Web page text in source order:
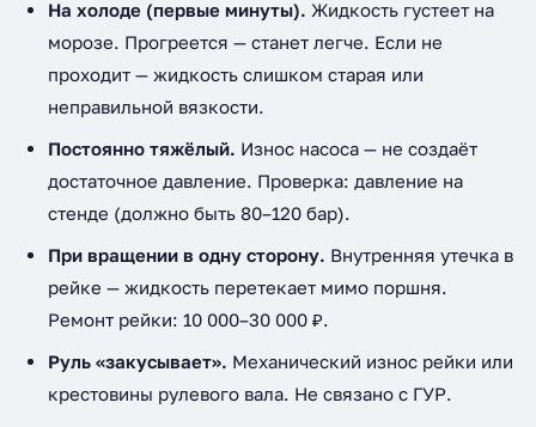
На холоде (первые минуты). Жидкость густеет на
морозе. Прогреется — станет легче. Если не
проходит — жидкость слишком старая или
неправильной вязкости.
Постоянно тяжёлый. Износ насоса — не создаёт
достаточное давление. Проверка: давление на
стенде (должно быть 80–120 бар).
При вращении в одну сторону. Внутренняя утечка в
рейке — жидкость перетекает мимо поршня.
Ремонт рейки: 10 000–30 000 ₽.
Руль «закусывает». Механический износ рейки или
крестовины рулевого вала. Не связано с ГУР.